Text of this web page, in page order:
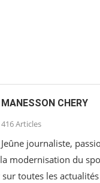
MANESSON CHERY
416 Articles
Jeûne journaliste,
modernisation du
toutes les